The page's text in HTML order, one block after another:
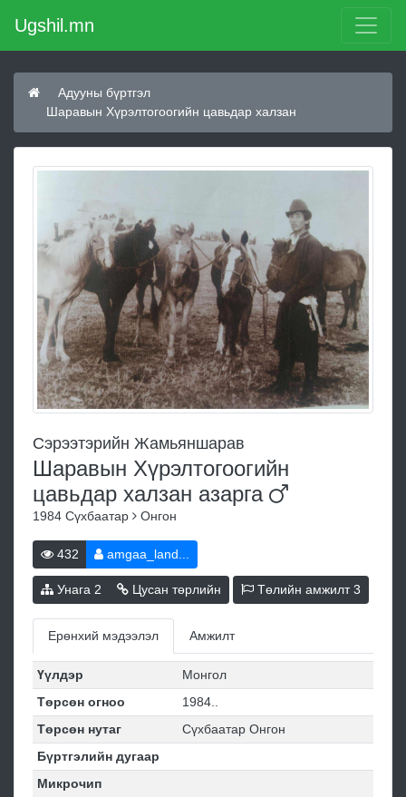
Ugshil.mn
Адууны бүртгэл
Шаравын Хүрэлтогоогийн цавьдар халзан
Сэрээтэрийн Жамьяншарав
Шаравын Хүрэлтогоогийн
цавьдар халзан азарга
1984 Сүхбаатар Онгон
432 amgaa_land...
Унага 2 Цусан төрлийн Төлийн амжилт3
Ерөнхий мэдээлэл Амжилт
Үүлдэр
Монгол
Төрсөн огноо
1984..
Төрсөн нутаг
Сүхбаатар Онгон
Бүртгэлийн дугаар
Микрочип